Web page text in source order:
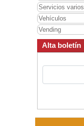
Servicios varios
Vehículos
Vending
Alta boletín